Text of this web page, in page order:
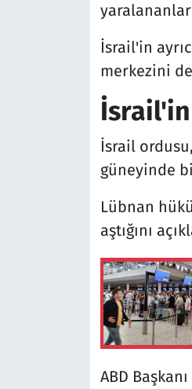
İsrail'in
merkezini
İsrail'in
İsrail
güneyinde
Lübnan
aştığını
ABD